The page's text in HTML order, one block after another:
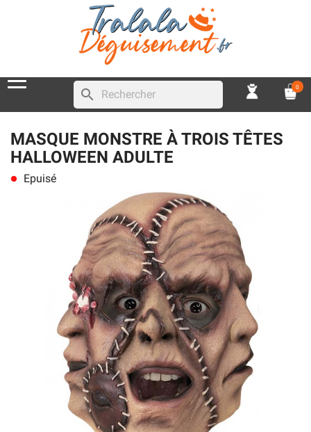
search 0
MASQUE MONSTRE À TROIS TÊTES
HALLOWEEN ADULTE
lens Epuisé